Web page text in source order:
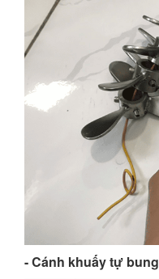
- Cánh khuấy tự bung